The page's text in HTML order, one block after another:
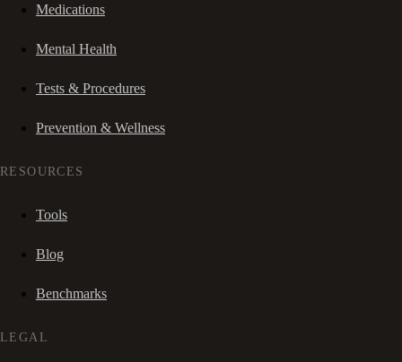
Medications
Mental Health
Tests & Procedures
Prevention & Wellness
RESOURCES
Tools
Blog
Benchmarks
LEGAL